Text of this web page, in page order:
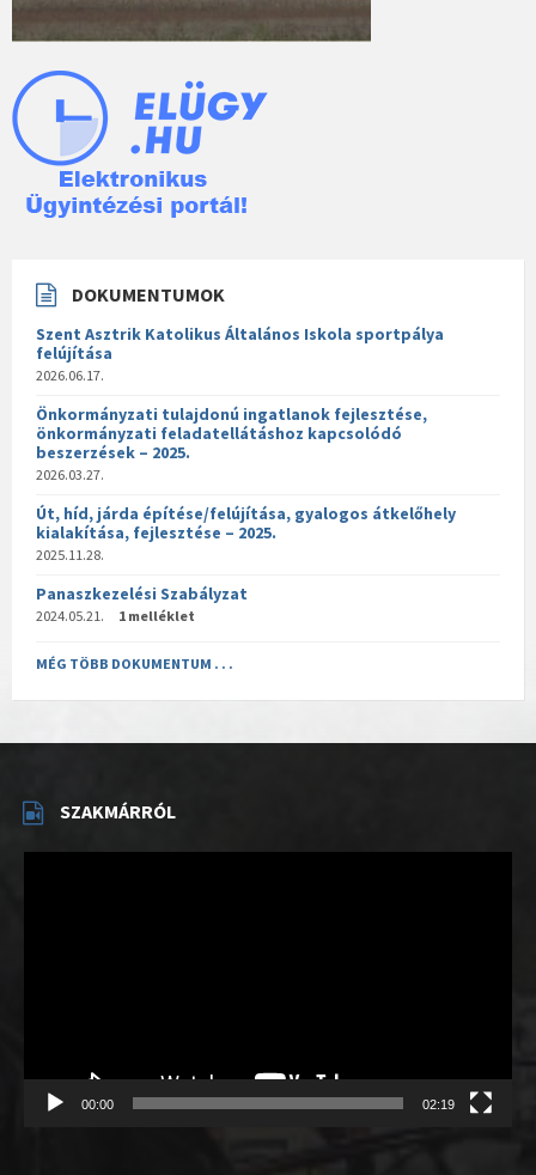
DOKUMENTUMOK
Szent Asztrik Katolikus Általános Iskola sportpálya
felújítása
2026.06.17.
Önkormányzati tulajdonú ingatlanok fejlesztése,
önkormányzati feladatellátáshoz kapcsolódó
beszerzések – 2025.
2026.03.27.
Út, híd, járda építése/felújítása, gyalogos átkelőhely
kialakítása, fejlesztése – 2025.
2025.11.28.
Panaszkezelési Szabályzat
2024.05.21. 1 melléklet
MÉG TÖBB DOKUMENTUM . . .
SZAKMÁRRÓL
00:00 02:19